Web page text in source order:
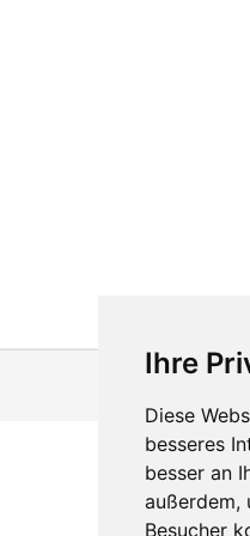
Ihre
Diese
besseres
besser an
außerdem,
Besucher
Контакты
Оставить отзыв
Сообщить об